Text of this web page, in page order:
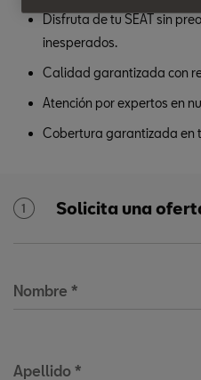
Disfruta de tu SEAT sin
inesperados.
Calidad garantizada con
Atención por expertos en
Cobertura garantizada en
1 Solicita una
Nombre *
Apellido *